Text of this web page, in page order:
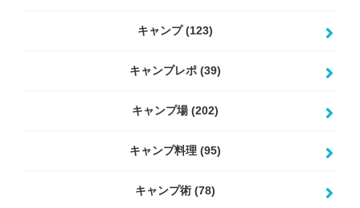
キャンプ(123)
キャンプレポ (39)
キャンプ場(202)
キャンプ料理 (95)
キャンプ術 (78)